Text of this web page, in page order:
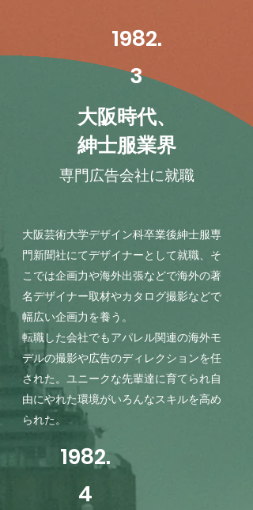
1982.
3
大阪時代、
紳士服業界
専門広告会社に就職
大阪芸術大学デザイン科卒業後紳士服専
門新聞社にてデザイナーとして就職、そ
こでは企画力や海外出張などで海外の著
名デザイナー取材やカタログ撮影などで
幅広い企画力を養う。
転職した会社でもアパレル関連の海外モ
デルの撮影や広告のディレクションを任
された。ユニークな先輩達に育てられ自
由にやれた環境がいろんなスキルを高め
られた。
1982.
4